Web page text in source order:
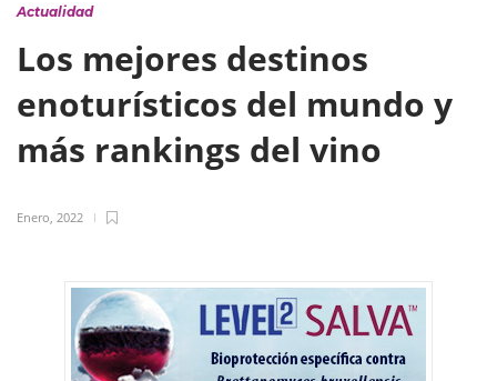
Actualidad
Los mejores destinos
enoturísticos del mundo y
más rankings del vino
Enero, 2022